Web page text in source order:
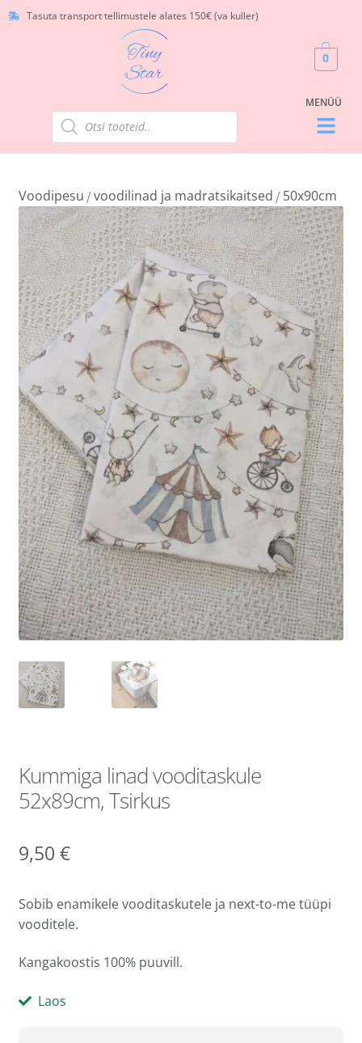
Tasuta transport tellimustele alates 150€ (va kuller)
0
Voodipesu /voodilinad ja madratsikaitsed / 50x90cm
Kummiga linad vooditaskule
52x89cm, Tsirkus
9,50 €
Sobib enamikele vooditaskutele ja next-to-me tüüpi
vooditele.
Kangakoostis 100% puuvill.
Laos